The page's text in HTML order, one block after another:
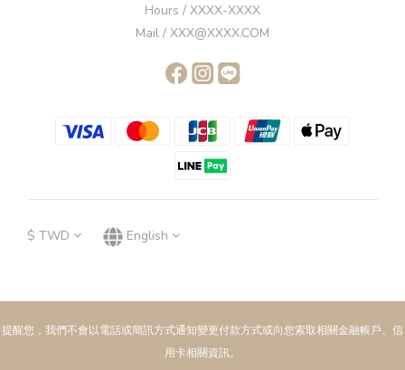
Hours / XXXX-XXXX
Mail / XXX@XXXX.COM
$ TWD English
提醒您，我們不會以電話或簡訊方式通知變更付款方式或向您索取相關金融帳戶、信
用卡相關資訊。